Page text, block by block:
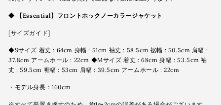
◆ 【Essential】フロントホックノーカラージャケット
[サイズガイド]
◆Sサイズ 着丈 : 64cm 身幅 : 51cm 袖丈 : 58.5cm 裾幅 : 50.5cm 肩幅 :
37.8cm アームホール : 22cm ◆Mサイズ 着丈 : 68cm 身幅 : 53.5cm 袖
丈 : 59.5cm 裾幅 : 53cm 肩幅 : 39.5cm アームホール : 22cm
・モデル身長：160cm